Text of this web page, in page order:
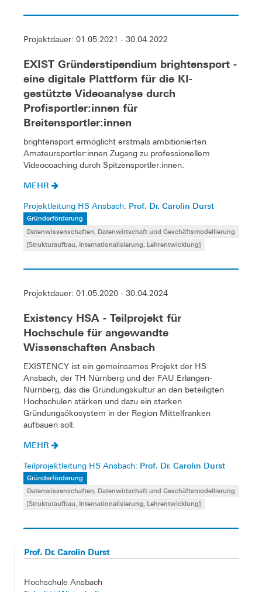
Projektdauer: 01.05.2021 - 30.04.2022
EXIST Gründerstipendium brightensport -
eine digitale Plattform für die KI-
gestützte Videoanalyse durch
Profisportler:innen für
Breitensportler:innen
brightensport ermöglicht erstmals ambitionierten
Amateursportler:innen Zugang zu professionellem
Videocoaching durch Spitzensportler:innen.
MEHR
Projektleitung HS Ansbach: Prof. Dr. Carolin Durst
Gründerförderung
Datenwissenschaften, Datenwirtschaft und Geschäftsmodellierung
[Strukturaufbau, Internationalisierung, Lehrentwicklung]
Projektdauer: 01.05.2020 - 30.04.2024
Existency HSA - Teilprojekt für
Hochschule für angewandte
Wissenschaften Ansbach
EXISTENCY ist ein gemeinsames Projekt der HS
Ansbach, der TH Nürnberg und der FAU Erlangen-
Nürnberg, das die Gründungskultur an den beteiligten
Hochschulen stärken und dazu ein starken
Gründungsökosystem in der Region Mittelfranken
aufbauen soll.
MEHR
Teilprojektleitung HS Ansbach: Prof. Dr. Carolin Durst
Gründerförderung
Datenwissenschaften, Datenwirtschaft und Geschäftsmodellierung
[Strukturaufbau, Internationalisierung, Lehrentwicklung]
Prof. Dr. Carolin Durst
Hochschule Ansbach